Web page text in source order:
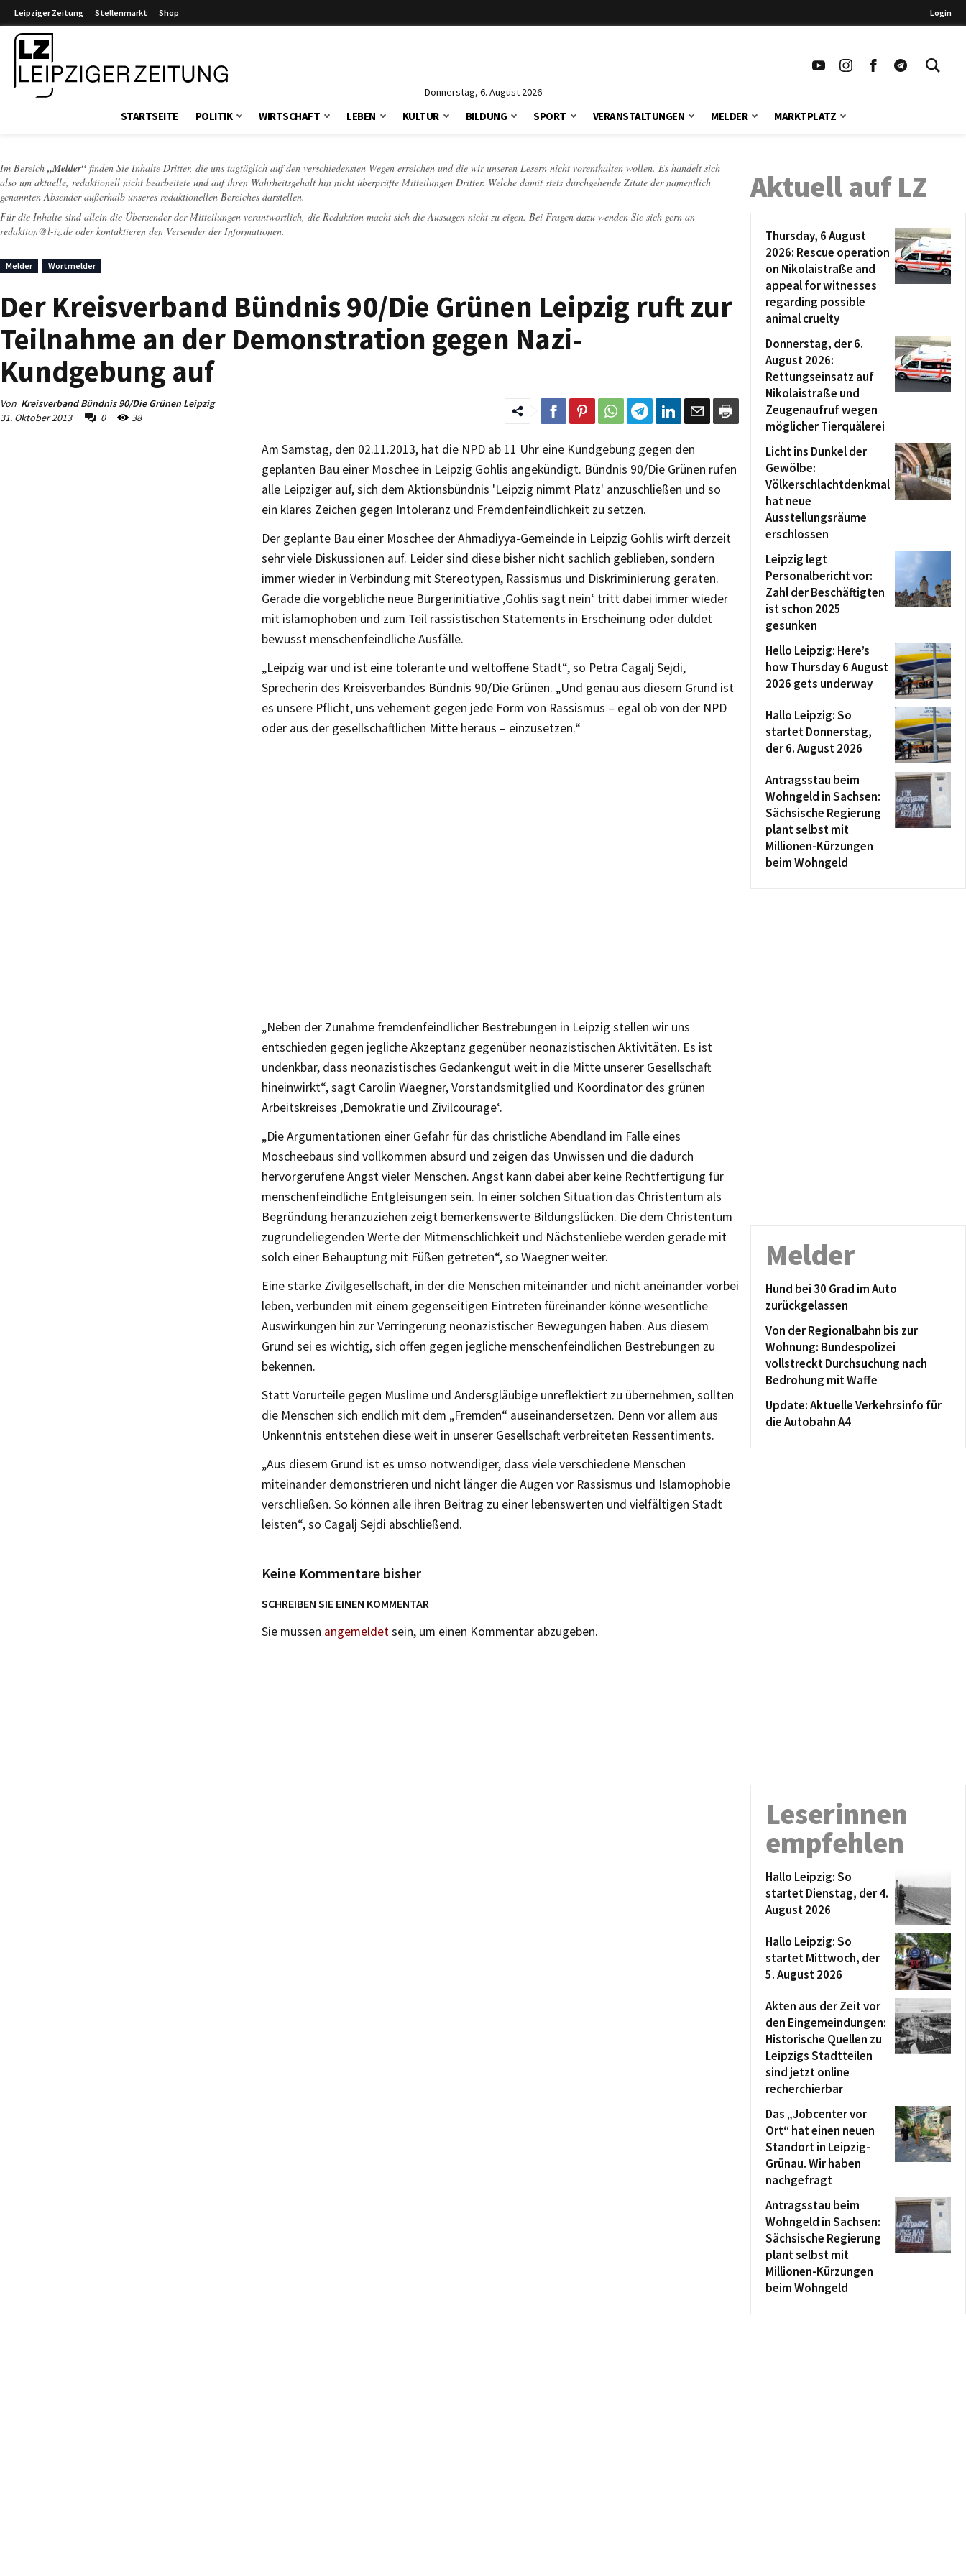
Leipziger Zeitung Stellenmarkt Shop Login
Donnerstag, 6. August 2026
STARTSEITE POLITIK WIRTSCHAFT LEBEN KULTUR BILDUNG SPORT VERANSTALTUNGEN MELDER MARKTPLATZ
Im Bereich „Melder“ finden Sie Inhalte Dritter, die uns tagtäglich auf den verschiedensten Wegen erreichen und die wir unseren Lesern nicht vorenthalten wollen. Es handelt sich
also um aktuelle, redaktionell nicht bearbeitete und auf ihren Wahrheitsgehalt hin nicht überprüfte Mitteilungen Dritter. Welche damit stets durchgehende Zitate der namentlich
genannten Absender außerhalb unseres redaktionellen Bereiches darstellen.
Für die Inhalte sind allein die Übersender der Mitteilungen verantwortlich, die Redaktion macht sich die Aussagen nicht zu eigen. Bei Fragen dazu wenden Sie sich gern an
redaktion@l-iz.de oder kontaktieren den Versender der Informationen.
Melder Wortmelder
Der Kreisverband Bündnis 90/Die Grünen Leipzig ruft zur
Teilnahme an der Demonstration gegen Nazi-
Kundgebung auf
Von Kreisverband Bündnis 90/Die Grünen Leipzig
31. Oktober 2013
0 38
Am Samstag, den 02.11.2013, hat die NPD ab 11 Uhr eine Kundgebung gegen den
geplanten Bau einer Moschee in Leipzig Gohlis angekündigt. Bündnis 90/Die Grünen rufen
alle Leipziger auf, sich dem Aktionsbündnis 'Leipzig nimmt Platz' anzuschließen und so
ein klares Zeichen gegen Intoleranz und Fremdenfeindlichkeit zu setzen.
Der geplante Bau einer Moschee der Ahmadiyya-Gemeinde in Leipzig Gohlis wirft derzeit
sehr viele Diskussionen auf. Leider sind diese bisher nicht sachlich geblieben, sondern
immer wieder in Verbindung mit Stereotypen, Rassismus und Diskriminierung geraten.
Gerade die vorgebliche neue Bürgerinitiative ‚Gohlis sagt nein‘ tritt dabei immer wieder
mit islamophoben und zum Teil rassistischen Statements in Erscheinung oder duldet
bewusst menschenfeindliche Ausfälle.
„Leipzig war und ist eine tolerante und weltoffene Stadt“, so Petra Cagalj Sejdi,
Sprecherin des Kreisverbandes Bündnis 90/Die Grünen. „Und genau aus diesem Grund ist
es unsere Pflicht, uns vehement gegen jede Form von Rassismus – egal ob von der NPD
oder aus der gesellschaftlichen Mitte heraus – einzusetzen.“
„Neben der Zunahme fremdenfeindlicher Bestrebungen in Leipzig stellen wir uns
entschieden gegen jegliche Akzeptanz gegenüber neonazistischen Aktivitäten. Es ist
undenkbar, dass neonazistisches Gedankengut weit in die Mitte unserer Gesellschaft
hineinwirkt“, sagt Carolin Waegner, Vorstandsmitglied und Koordinator des grünen
Arbeitskreises ‚Demokratie und Zivilcourage‘.
„Die Argumentationen einer Gefahr für das christliche Abendland im Falle eines
Moscheebaus sind vollkommen absurd und zeigen das Unwissen und die dadurch
hervorgerufene Angst vieler Menschen. Angst kann dabei aber keine Rechtfertigung für
menschenfeindliche Entgleisungen sein. In einer solchen Situation das Christentum als
Begründung heranzuziehen zeigt bemerkenswerte Bildungslücken. Die dem Christentum
zugrundeliegenden Werte der Mitmenschlichkeit und Nächstenliebe werden gerade mit
solch einer Behauptung mit Füßen getreten“, so Waegner weiter.
Eine starke Zivilgesellschaft, in der die Menschen miteinander und nicht aneinander vorbei
leben, verbunden mit einem gegenseitigen Eintreten füreinander könne wesentliche
Auswirkungen hin zur Verringerung neonazistischer Bewegungen haben. Aus diesem
Grund sei es wichtig, sich offen gegen jegliche menschenfeindlichen Bestrebungen zu
bekennen.
Statt Vorurteile gegen Muslime und Andersgläubige unreflektiert zu übernehmen, sollten
die Menschen sich endlich mit dem „Fremden“ auseinandersetzen. Denn vor allem aus
Unkenntnis entstehen diese weit in unserer Gesellschaft verbreiteten Ressentiments.
„Aus diesem Grund ist es umso notwendiger, dass viele verschiedene Menschen
miteinander demonstrieren und nicht länger die Augen vor Rassismus und Islamophobie
verschließen. So können alle ihren Beitrag zu einer lebenswerten und vielfältigen Stadt
leisten“, so Cagalj Sejdi abschließend.
Keine Kommentare bisher
SCHREIBEN SIE EINEN KOMMENTAR
Sie müssen angemeldetsein, um einen Kommentar abzugeben.
Aktuell auf LZ
Thursday, 6 August
2026: Rescue operation
on Nikolaistraße and
appeal for witnesses
regarding possible
animal cruelty
Donnerstag, der 6.
August 2026:
Rettungseinsatz auf
Nikolaistraße und
Zeugenaufruf wegen
möglicher Tierquälerei
Licht ins Dunkel der
Gewölbe:
Völkerschlachtdenkmal
hat neue
Ausstellungsräume
erschlossen
Leipzig legt
Personalbericht vor:
Zahl der Beschäftigten
ist schon 2025
gesunken
Hello Leipzig: Here’s
how Thursday 6 August
2026 gets underway
Hallo Leipzig: So
startet Donnerstag,
der 6. August 2026
Antragsstau beim
Wohngeld in Sachsen:
Sächsische Regierung
plant selbst mit
Millionen-Kürzungen
beim Wohngeld
Melder
Hund bei 30 Grad im Auto
zurückgelassen
Von der Regionalbahn bis zur
Wohnung: Bundespolizei
vollstreckt Durchsuchung nach
Bedrohung mit Waffe
Update: Aktuelle Verkehrsinfo für
die Autobahn A4
Leserinnen
empfehlen
Hallo Leipzig: So
startet Dienstag, der 4.
August 2026
Hallo Leipzig: So
startet Mittwoch, der
5. August 2026
Akten aus der Zeit vor
den Eingemeindungen:
Historische Quellen zu
Leipzigs Stadtteilen
sind jetzt online
recherchierbar
Das „Jobcenter vor
Ort“ hat einen neuen
Standort in Leipzig-
Grünau. Wir haben
nachgefragt
Antragsstau beim
Wohngeld in Sachsen:
Sächsische Regierung
plant selbst mit
Millionen-Kürzungen
beim Wohngeld